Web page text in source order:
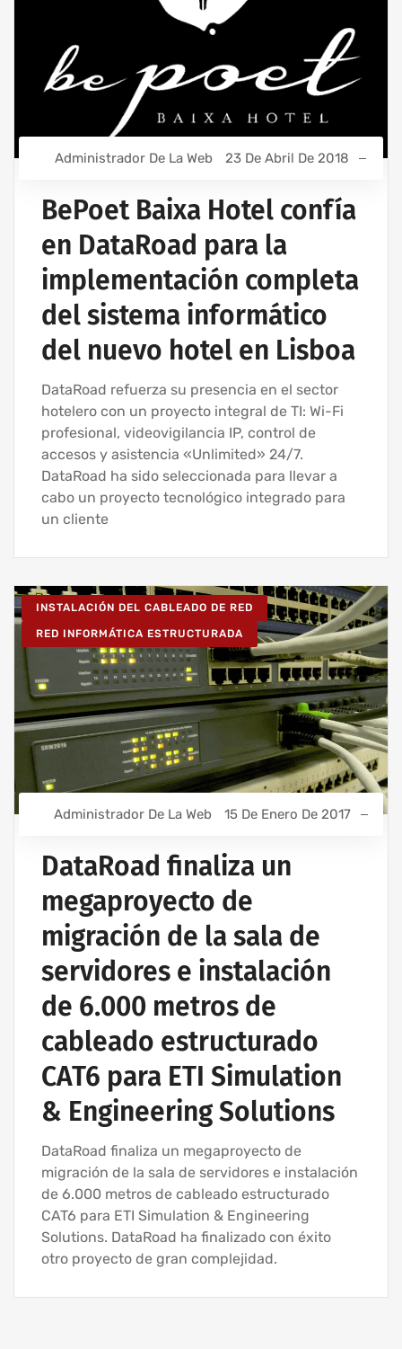
Administrador De La Web 23 De Abril De 2018
BePoet Baixa Hotel confía
en DataRoad para la
implementación completa
del sistema informático
del nuevo hotel en Lisboa
DataRoad refuerza su presencia en el sector
hotelero con un proyecto integral de TI: Wi-Fi
profesional, videovigilancia IP, control de
accesos y asistencia «Unlimited» 24/7.
DataRoad ha sido seleccionada para llevar a
cabo un proyecto tecnológico integrado para
un cliente
INSTALACIÓN DEL CABLEADO DE RED
RED INFORMÁTICA ESTRUCTURADA
Administrador De La Web 15 De Enero De 2017
DataRoad finaliza un
megaproyecto de
migración de la sala de
servidores e instalación
de 6.000 metros de
cableado estructurado
CAT6 para ETI Simulation
& Engineering Solutions
DataRoad finaliza un megaproyecto de
migración de la sala de servidores e instalación
de 6.000 metros de cableado estructurado
CAT6 para ETI Simulation & Engineering
Solutions. DataRoad ha finalizado con éxito
otro proyecto de gran complejidad.